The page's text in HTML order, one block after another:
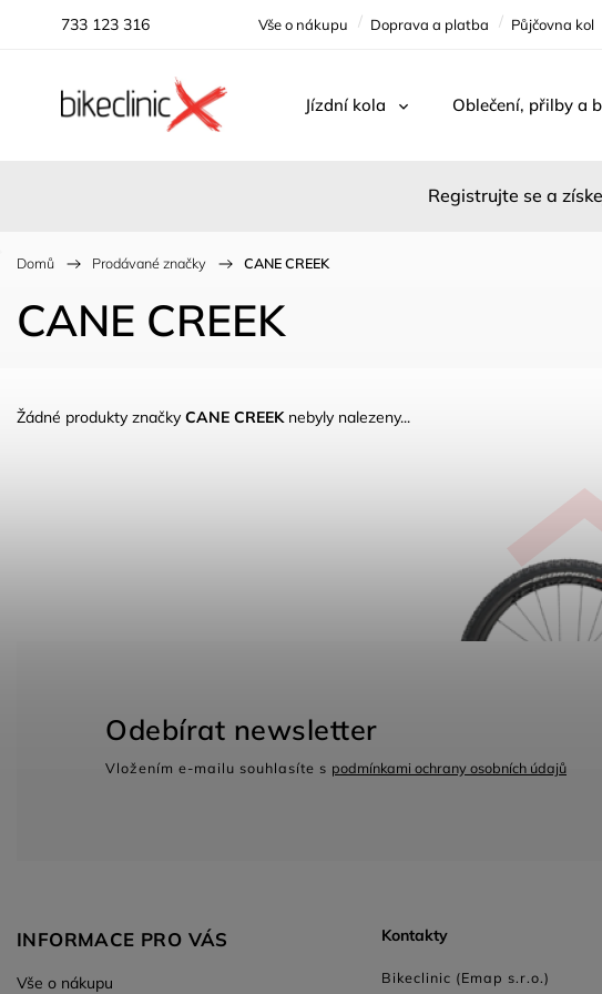
733 123 316 Vše o nákupu Doprava a platba Půjčovna kol
Jízdní kola Oblečení, přilby a
Registrujte se a
Domů / Prodávané značky / CANE CREEK
CANE CREEK
Žádné produkty značky CANE CREEKnebyly nalezeny...
INFORMACE PRO VÁS
Vše o nákupu
Kontakty
Bikeclinic (Emap s.r.o.)
Odebírat newsletter
Vložením e-mailu souhlasíte s podmínkami ochrany osobních údajů